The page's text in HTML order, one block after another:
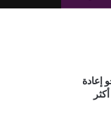
إعادة